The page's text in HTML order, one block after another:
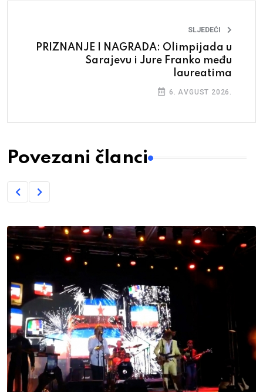
SLJEDEĆI
PRIZNANJE I NAGRADA: Olimpijada u
Sarajevu i Jure Franko među
laureatima
6. AVGUST 2026.
Povezani članci